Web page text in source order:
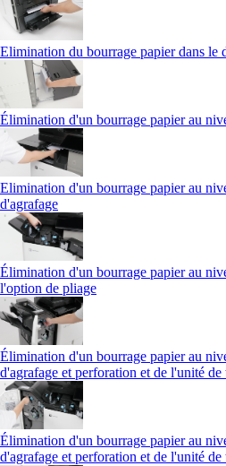
Elimination du bourrage papier dans le
Élimination d'un bourrage papier au
Elimination d'un bourrage papier au
d'agrafage
Élimination d'un bourrage papier au
l'option de pliage
Élimination d'un bourrage papier au
d'agrafage et perforation et de l'unité de
Élimination d'un bourrage papier au
d'agrafage et perforation et de l'unité